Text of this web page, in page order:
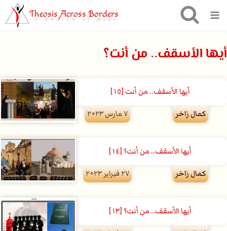
Theosis Across Borders
in Church of Misr
أيها الأسقف.. من أنت؟
أيها الأسقف.. من أنت [١٥]
كمال زاخر
۷ مارس ۲۰۲۳
أيها الأسقف.. من أنت؟ [١٤]
كمال زاخر
۲۷ فبراير ۲۰۲۳
أيها الأسقف.. من أنت؟ [١٣]